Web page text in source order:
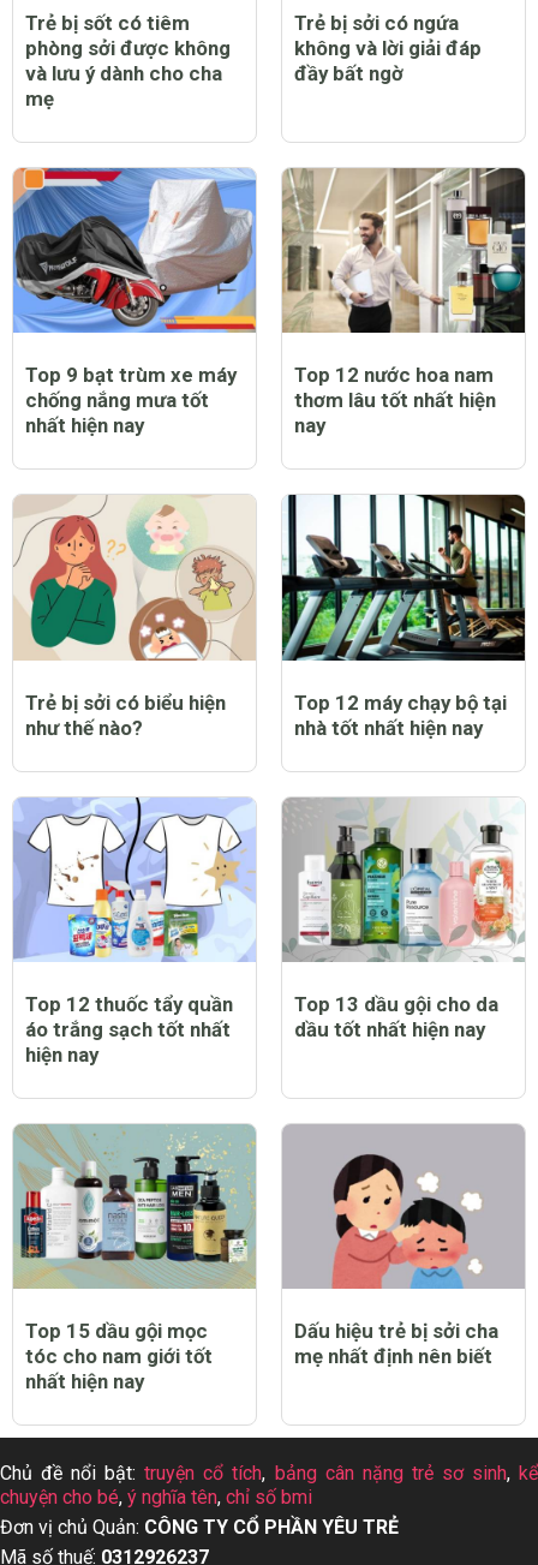
Trẻ bị sốt có tiêm
phòng sởi được không
và lưu ý dành cho cha
mẹ
Trẻ bị sởi có ngứa
không và lời giải đáp
đầy bất ngờ
Top 9 bạt trùm xe máy
chống nắng mưa tốt
nhất hiện nay
Top 12 nước hoa nam
thơm lâu tốt nhất hiện
nay
Trẻ bị sởi có biểu hiện
như thế nào?
Top 12 máy chạy bộ tại
nhà tốt nhất hiện nay
Top 12 thuốc tẩy quần
áo trắng sạch tốt nhất
hiện nay
Top 13 dầu gội cho da
dầu tốt nhất hiện nay
Top 15 dầu gội mọc
tóc cho nam giới tốt
nhất hiện nay
Dấu hiệu trẻ bị sởi cha
mẹ nhất định nên biết
Chủ đề nổi bật:truyện cổ tích, bảng cân nặng trẻ sơ sinh, kể
chuyện cho bé, ý nghĩa tên, chỉ số bmi
Đơn vị chủ Quản: CÔNG TY CỔ PHẦN YÊU TRẺ
Mã số thuế: 0312926237